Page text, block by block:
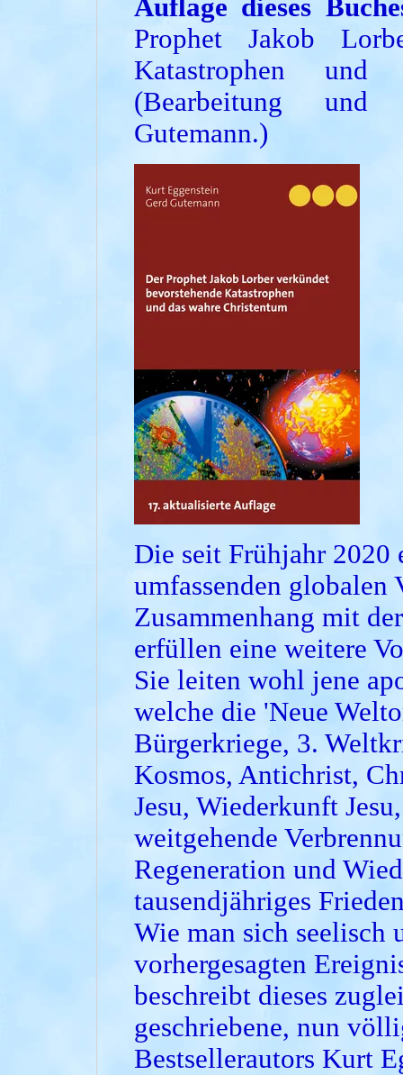
Auflage dieses
Prophet Jakob
Katastrophen und
(Bearbeitung und
Gutemann.)
Die seit Frühjahr 2020
umfassenden globalen
Zusammenhang mit
erfüllen eine weitere
Sie leiten wohl jene
welche die 'Neue
Bürgerkriege, 3.
Kosmos, Antichrist,
Jesu, Wiederkunft
weitgehende
Regeneration und
tausendjähriges
Wie man sich seelisch
vorhergesagten
beschreibt dieses
geschriebene, nun
Bestsellerautors Kurt